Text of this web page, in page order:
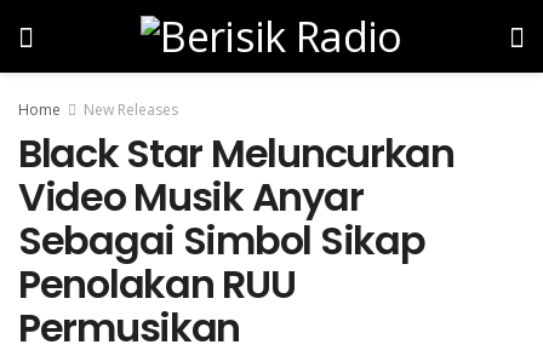
Home New Releases
Black Star Meluncurkan
Video Musik Anyar
Sebagai Simbol Sikap
Penolakan RUU
Permusikan